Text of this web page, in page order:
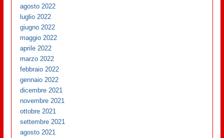
agosto 2022
luglio 2022
giugno 2022
maggio 2022
aprile 2022
marzo 2022
febbraio 2022
gennaio 2022
dicembre 2021
novembre 2021
ottobre 2021
settembre 2021
agosto 2021